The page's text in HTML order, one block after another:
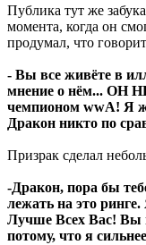
Публика тут же
момента, когда он
продумал, что
- Вы все живёте в
мнение о нём... ОН
чемпионом wwA! Я
Дракон никто по
Призрак сделал
-Дракон, пора бы
лежать на это
Лучше Всех Вас! Вы
потому, что я